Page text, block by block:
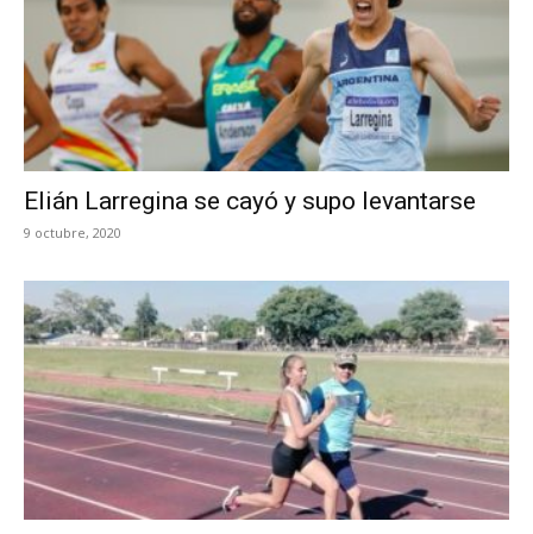
Elián Larregina se cayó y supo levantarse
9 octubre, 2020